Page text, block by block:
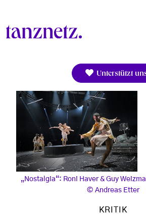
Unterstützt
„Nostalgia“: Roni Haver & Guy
Andreas Etter
KRITIK